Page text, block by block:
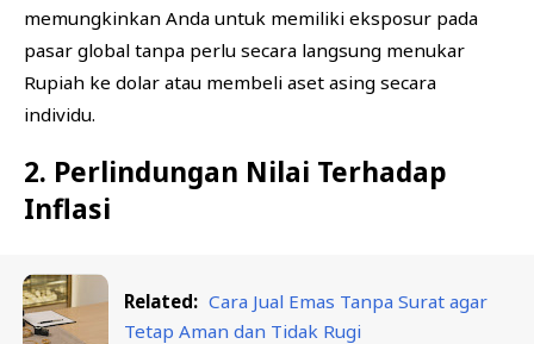
memungkinkan Anda untuk memiliki eksposur pada
pasar global tanpa perlu secara langsung menukar
Rupiah ke dolar atau membeli aset asing secara
individu.
2. Perlindungan Nilai Terhadap
Inflasi
Related: Cara Jual Emas Tanpa Surat agar
Tetap Aman dan Tidak Rugi